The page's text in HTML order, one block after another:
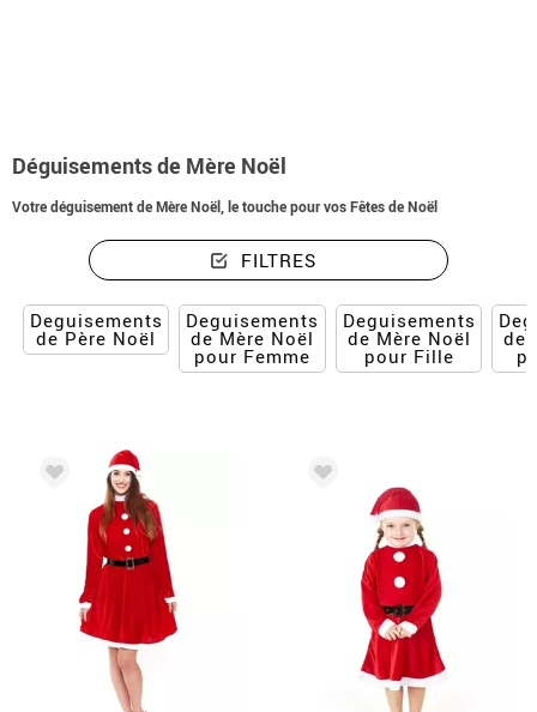
Déguisements de Mère Noël
Votre déguisement de Mère Noël, le touche pour vos Fêtes de Noël
FILTRES
Deguisements
de Père Noël
Deguisements
de Mère Noël
pour Femme
Deguisements
de Mère Noël
pour Fille
de